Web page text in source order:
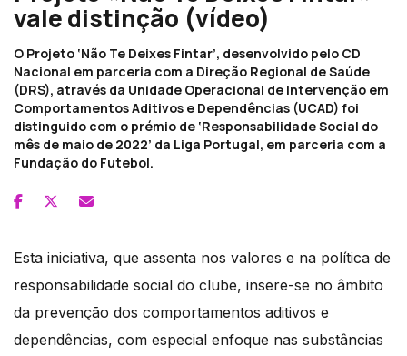
vale distinção (vídeo)
O Projeto ‘Não Te Deixes Fintar’, desenvolvido pelo CD
Nacional em parceria com a Direção Regional de Saúde
(DRS), através da Unidade Operacional de Intervenção em
Comportamentos Aditivos e Dependências (UCAD) foi
distinguido com o prémio de ‘Responsabilidade Social do
mês de maio de 2022’ da Liga Portugal, em parceria com a
Fundação do Futebol.
Esta iniciativa, que assenta nos valores e na política de
responsabilidade social do clube, insere-se no âmbito
da prevenção dos comportamentos aditivos e
dependências, com especial enfoque nas substâncias